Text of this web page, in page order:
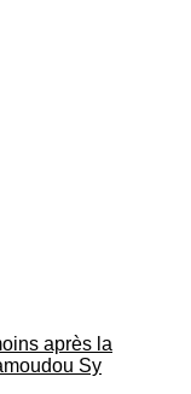
après la
Sy